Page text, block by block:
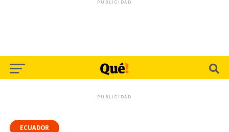
PUBLICIDAD
PUBLICIDAD
ECUADOR